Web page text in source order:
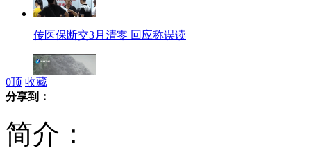
传医保断交3月清零 回应称误读
0顶 收藏
分享到：
简介：